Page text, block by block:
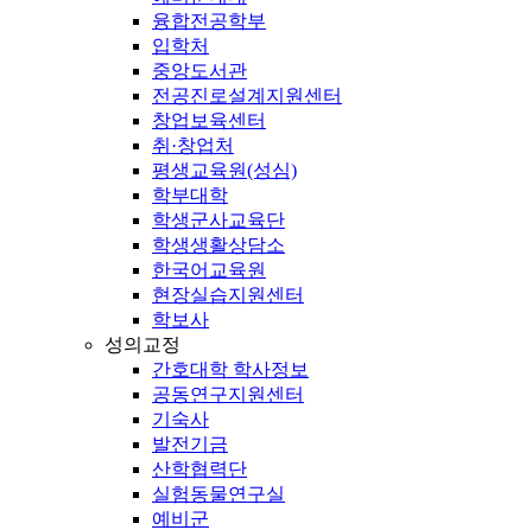
융합전공학부
입학처
중앙도서관
전공진로설계지원센터
창업보육센터
취·창업처
평생교육원(성심)
학부대학
학생군사교육단
학생생활상담소
한국어교육원
현장실습지원센터
학보사
성의교정
간호대학 학사정보
공동연구지원센터
기숙사
발전기금
산학협력단
실험동물연구실
예비군